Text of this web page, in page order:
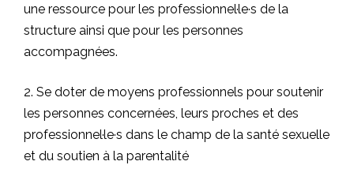
une ressource pour les professionnel·le·s de la
structure ainsi que pour les personnes
accompagnées.
2. Se doter de moyens professionnels pour soutenir
les personnes concernées, leurs proches et des
professionnel·le·s dans le champ de la santé sexuelle
et du soutien à la parentalité